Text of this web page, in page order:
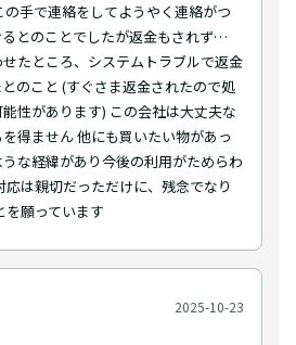
の手で連絡をしてようやく連絡がつ
とのことでしたが返金もされず…
たところ、システムトラブルで返金
のこと (すぐさま返金されたので処
性があります) この会社は大丈夫な
得ません 他にも買いたい物があっ
な経緯があり今後の利用がためらわ
は親切だっただけに、残念でなり
を願っています
2025-10-23